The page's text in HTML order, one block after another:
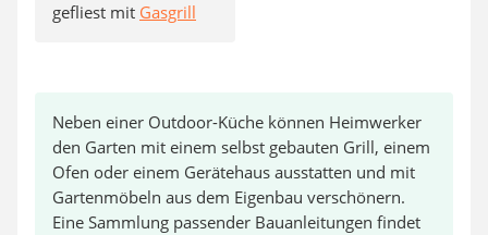
gefliest mit Gasgrill
Neben einer Outdoor-Küche können Heimwerker
den Garten mit einem selbst gebauten Grill, einem
Ofen oder einem Gerätehaus ausstatten und mit
Gartenmöbeln aus dem Eigenbau verschönern.
Eine Sammlung passender Bauanleitungen findet